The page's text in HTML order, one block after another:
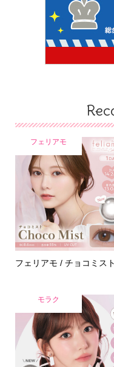
フェリアモ
フェリアモ / チョコミスト
モラク